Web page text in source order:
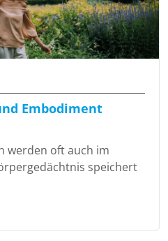
Embodiment
werden oft auch im
speichert